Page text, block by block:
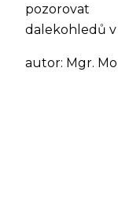
pozorovat
dalekohledů
autor: Mgr.